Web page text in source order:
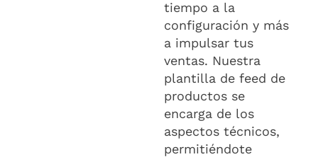
tiempo a la
configuración y más
a impulsar tus
ventas. Nuestra
plantilla de feed de
productos se
encarga de los
aspectos técnicos,
permitiéndote